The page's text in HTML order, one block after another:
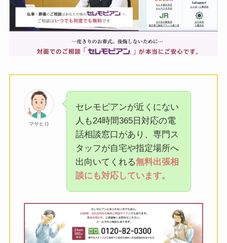
マサヒロ
セレモピアンが近くにない
人も24時間365日対応の電
話相談窓口があり、専門ス
タッフが自宅や指定場所へ
出向いてくれる無料出張相
談にも対応しています。